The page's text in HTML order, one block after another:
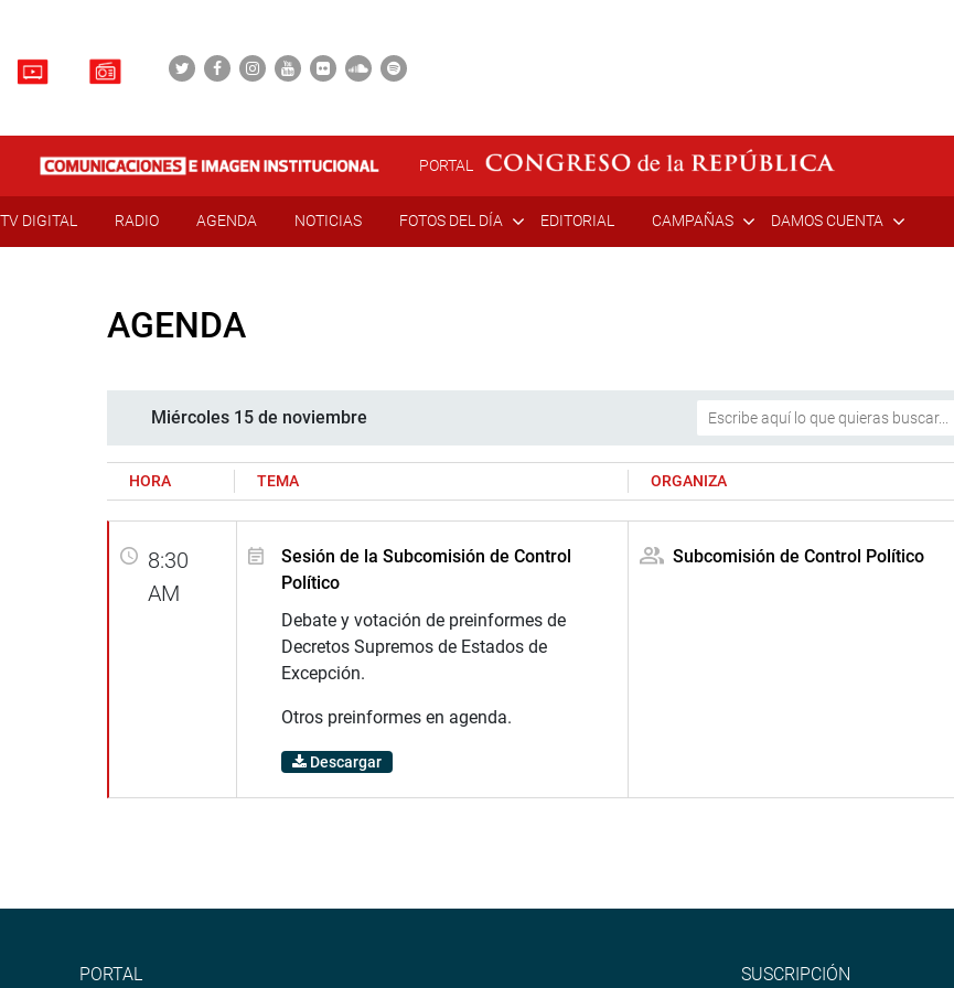
PORTAL
TV DIGITAL RADIO AGENDA NOTICIAS FOTOS DEL DÍA EDITORIAL CAMPAÑAS DAMOS CUENTA
AGENDA
Miércoles 15 de noviembre
HORA TEMA ORGANIZA
8:30
AM
Sesión de la Subcomisión de Control
Político
Debate y votación de preinformes de
Decretos Supremos de Estados de
Excepción.
Otros preinformes en agenda.
Descargar
Subcomisión de Control Político
PORTAL SUSCRIPCIÓN